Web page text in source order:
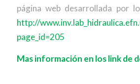
página web desarrollada por
http://
page_id=205
Mas información en los link de